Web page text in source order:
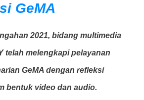
GeMA
2021, bidang multimedia
telah melengkapi pelayanan
GeMA dengan refleksi
bentuk video dan audio.